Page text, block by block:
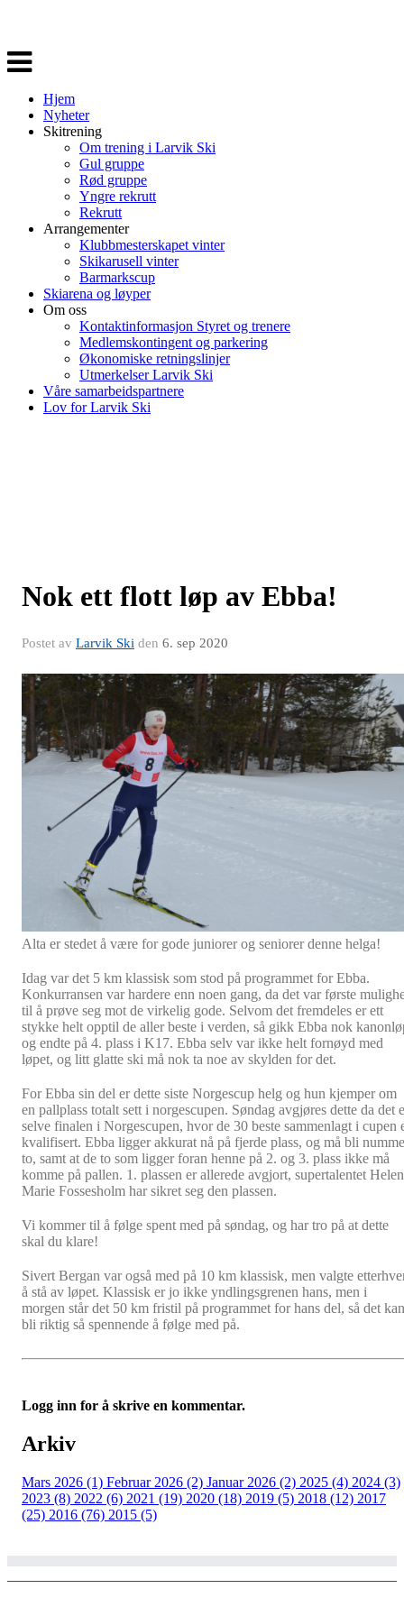
Veksle
navigasjon
Hjem
Nyheter
Skitrening
Om trening i Larvik Ski
Gul gruppe
Rød gruppe
Yngre rekrutt
Rekrutt
Arrangementer
Klubbmesterskapet vinter
Skikarusell vinter
Barmarkscup
Skiarena og løyper
Om oss
Kontaktinformasjon Styret og trenere
Medlemskontingent og parkering
Økonomiske retningslinjer
Utmerkelser Larvik Ski
Våre samarbeidspartnere
Lov for Larvik Ski
Nok ett flott løp av Ebba!
Postet av Larvik Ski den 6. sep 2020
Alta er stedet å være for gode juniorer og seniorer denne helga!
Idag var det 5 km klassisk som stod på programmet for Ebba.
Konkurransen var hardere enn noen gang, da det var første
til å prøve seg mot de virkelig gode. Selvom det fremdeles er ett
stykke helt opptil de aller beste i verden, så gikk Ebba nok
og endte på 4. plass i K17. Ebba selv var ikke helt fornøyd med
løpet, og litt glatte ski må nok ta noe av skylden for det.
For Ebba sin del er dette siste Norgescup helg og hun kjemper om
en pallplass totalt sett i norgescupen. Søndag avgjøres dette da det
selve finalen i Norgescupen, hvor de 30 beste sammenlagt i cupen
kvalifisert. Ebba ligger akkurat nå på fjerde plass, og må bli
to, samt at de to som ligger foran henne på 2. og 3. plass ikke må
komme på pallen. 1. plassen er allerede avgjort, supertalentet
Marie Fossesholm har sikret seg den plassen.
Vi kommer til å følge spent med på søndag, og har tro på at dette
skal du klare!
Sivert Bergan var også med på 10 km klassisk, men valgte
å stå av løpet. Klassisk er jo ikke yndlingsgrenen hans, men i
morgen står det 50 km fristil på programmet for hans del, så det kan
bli riktig så spennende å følge med på.
Logg inn for å skrive en kommentar.
Arkiv
Mars 2026 (1) Februar 2026 (2) Januar 2026 (2) 2025 (4) 2024 (3)
2023 (8) 2022 (6) 2021 (19) 2020 (18) 2019 (5) 2018 (12) 2017
(25) 2016 (76) 2015 (5)